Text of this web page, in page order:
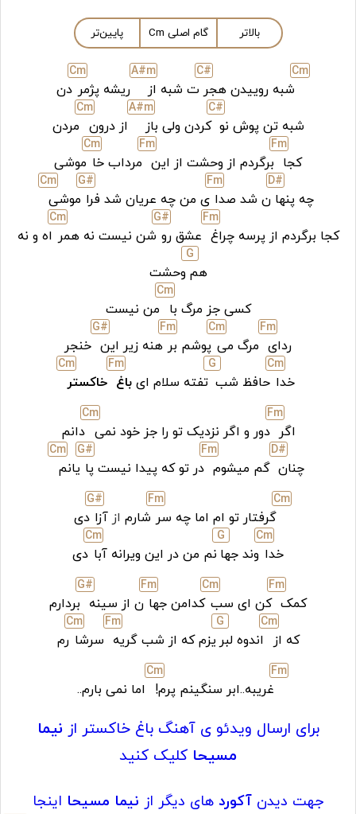
بالاتر گام اصلی Cm پایین‌تر
Cm
شبه روییدن هجر
C#
ت شبه از
A#m
ریشه پژمر
Cm
دن
شبه تن پوش نو
C#
کردن ولی باز
A#m
از درون
Cm
مردن
کجا
Fm
برگردم از وحشت از این
Fm
مرداب خا
Cm
موشی
چه پنها
D#
ن شد صدا
Fm
ی من چه عریان شد فرا
G#
موشی
Cm
کجا برگردم از پرسه چراغ
Fm
عشق رو
G#
شن نیست نه همر
Cm
اه و نه
هم
G
وحشت
کسی جز مرگ با
Cm
من نیست
ردای
Fm
مرگ می
Cm
پوشم بر
Fm
هنه زیر این
G#
خنجر
خدا
Cm
حافظ شب
G
تفته سلام ای باغ
Fm
خاکستر
Cm
اگر
Fm
دور و اگر نزدیک تو را جز خود نمی
Cm
دانم
چنان
D#
گم میشوم
Fm
در تو که پیدا نیست پا
G#
یانم
Cm
Cm
گرفتار تو ام اما چه سر
Fm
شارم از آزا
G#
دی
خدا
Cm
وند جها
G
نم من در این ویرانه آبا
Cm
دی
کمک
Fm
کن ای سب
Cm
کدامن جها
Fm
ن از سینه
G#
بردارم
که از
Cm
اندوه لبر
G
یزم که از شب گریه
Fm
سرشا
Cm
رم
Fm
غریبه..ابر سنگینم پرم!
Cm
اما نمی بارم..
برای ارسال ویدئو ی آهنگ باغ خاکستر ازنیما
مسیحا کلیک کنید
جهت دیدن آکورد های دیگر از نیما مسیحا اینجا